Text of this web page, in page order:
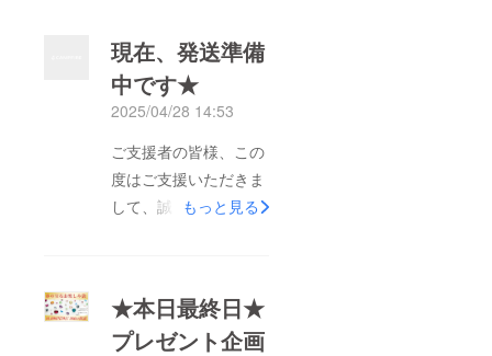
現在、発送準備
中です★
2025/04/28 14:53
ご支援者の皆様、この
度はご支援いただきま
して、誠にありがとう
に全てのご支援者様へ
発送させていただきま
もっと見る
★本日最終日★
プレゼント企画